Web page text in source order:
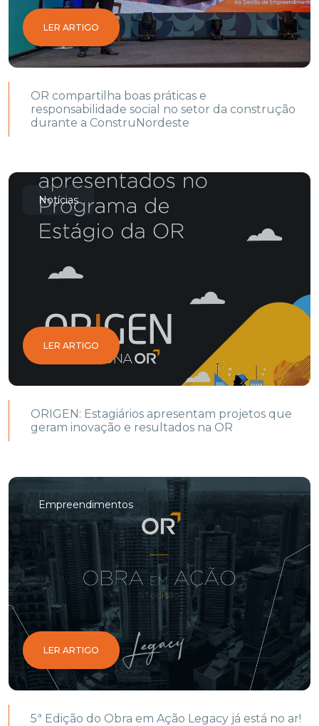
LER ARTIGO
OR compartilha boas práticas e
responsabilidade social no setor da construção
durante a ConstruNordeste
Notícias
LER ARTIGO
ORIGEN: Estagiários apresentam projetos que
geram inovação e resultados na OR
Empreendimentos
LER ARTIGO
5ª Edição do Obra em Ação Legacy já está no ar!